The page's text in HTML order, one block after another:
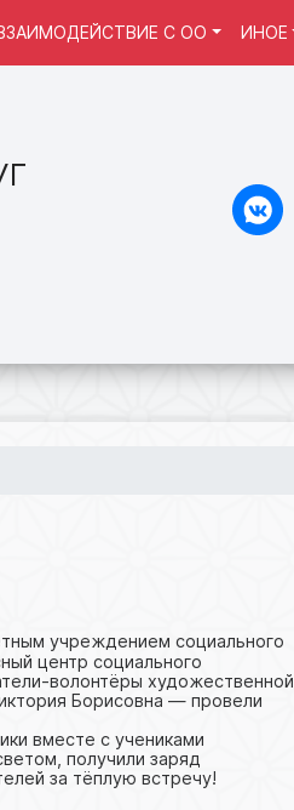
С ОО ИНОЕ
учреждением социального
центр социального
волонтёры художественной
Борисовна — провели
вместе с учениками
получили заряд
за тёплую встречу!